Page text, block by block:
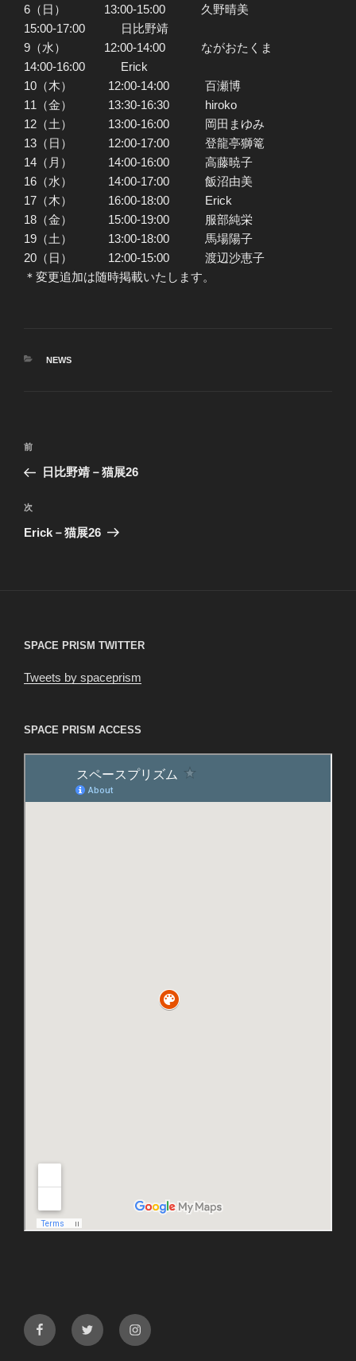
6（日） 13:00-15:00 久野晴美
15:00-17:00 日比野靖
9（水） 12:00-14:00 ながおたくま
14:00-16:00 Erick
10（木） 12:00-14:00 百瀬博
11（金） 13:30-16:30 hiroko
12（土） 13:00-16:00 岡田まゆみ
13（日） 12:00-17:00 登龍亭獅篭
14（月） 14:00-16:00 高藤暁子
16（水） 14:00-17:00 飯沼由美
17（木） 16:00-18:00 Erick
18（金） 15:00-19:00 服部純栄
19（土） 13:00-18:00 馬場陽子
20（日） 12:00-15:00 渡辺沙恵子
＊変更追加は随時掲載いたします。
カ
NEWS
投
ナ
ビ
ゲ
前
の
稿
前
日比野靖－猫展26
次
の
次
Erick－猫展26
SPACE PRISM TWITTER
Tweets by spaceprism
SPACE PRISM ACCESS
facebooktwitter instagram